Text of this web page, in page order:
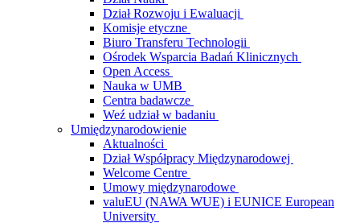
Dział Rozwoju i Ewaluacji
Komisje etyczne
Biuro Transferu Technologii
Ośrodek Wsparcia Badań Klinicznych
Open Access
Nauka w UMB
Centra badawcze
Weź udział w badaniu
Umiędzynarodowienie
Aktualności
Dział Współpracy Międzynarodowej
Welcome Centre
Umowy międzynarodowe
valuEU (NAWA WUE) i EUNICE European
University